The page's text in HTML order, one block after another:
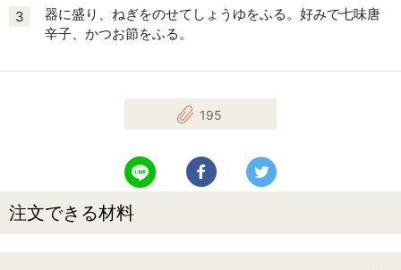
3
器に盛り、ねぎをのせてしょうゆをふる。好みで七味唐
辛子、かつお節をふる。
195
LINEで送る Facebookでシェアする
注文できる材料